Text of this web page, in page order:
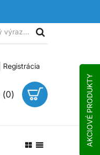
AKCIOVÉ PRODUKTY
Registrácia
(0)